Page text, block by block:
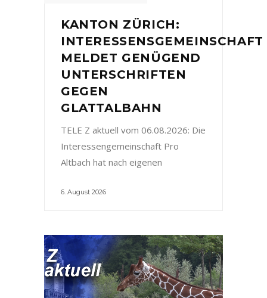
KANTON ZÜRICH:
INTERESSENSGEMEINSCHAFT
MELDET GENÜGEND
UNTERSCHRIFTEN
GEGEN
GLATTALBAHN
TELE Z aktuell vom 06.08.2026: Die
Interessengemeinschaft Pro
Altbach hat nach eigenen
6. August 2026